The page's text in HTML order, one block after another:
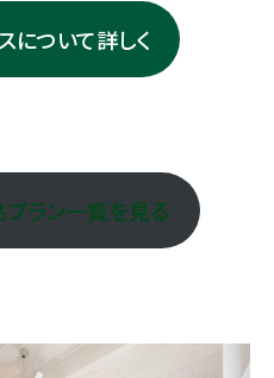
について詳しく
ラン一覧を見る